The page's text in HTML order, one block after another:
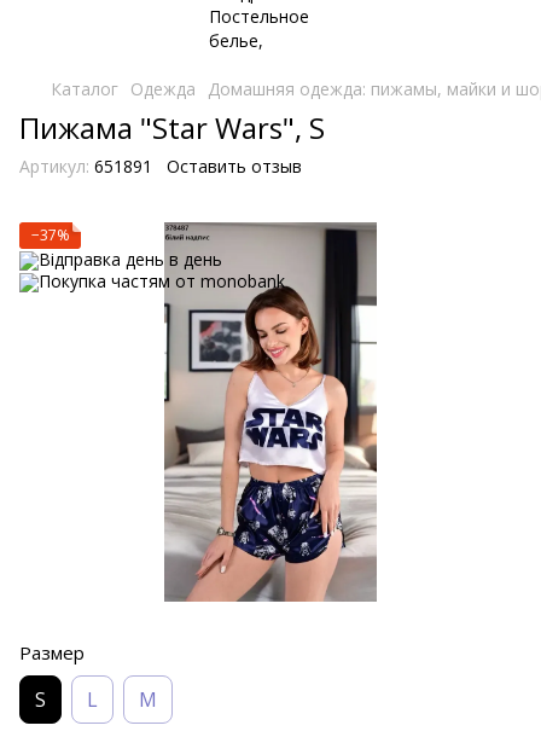
Каталог Одежда Домашняя одежда: пижамы, майки и
Пижама "Star Wars", S
Артикул: 651891 Оставить отзыв
−37%
Размер
S L M